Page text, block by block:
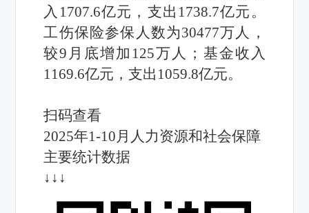
入1707.6亿元，支出1738.7亿元。
工伤保险参保人数为30477万人，
较9月底增加125万人；基金收入
1169.6亿元，支出1059.8亿元。
扫码查看
2025年1-10月人力资源和社会保障
主要统计数据
↓↓↓